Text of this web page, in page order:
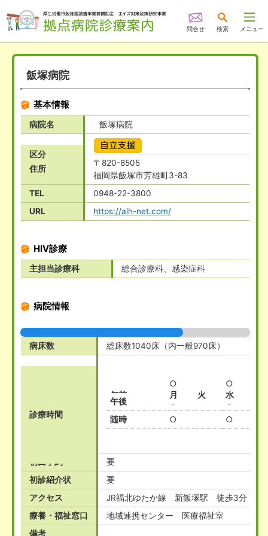
問合せ 検索 メニュー
飯塚病院
基本情報
病院名 飯塚病院
区分
自立支援
住所
〒820-8505
福岡県飯塚市芳雄町3-83
TEL
0948-22-3800
URL
https://aih-net.com/
HIV診療
主担当診療科 総合診療科、感染症科
病院情報
病床数 総床数1040床（内一般970床）
診療時間
月 火 水
午前
○
○
午後
○
○
随時
○ ○
初回予約
要
初診紹介状
要
アクセス
JR福北ゆたか線 新飯塚駅 徒歩3分
療養・福祉窓口
地域連携センター 医療福祉室
備考